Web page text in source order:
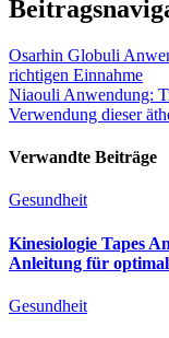
Osarhin Globuli
richtigen Einnahme
Niaouli Anwendung:
Verwendung dieser
Verwandte Beiträge
Gesundheit
Kinesiologie Tapes
Anleitung für
Gesundheit